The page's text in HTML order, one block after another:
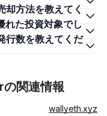
関連情報
wallyeth.xyz